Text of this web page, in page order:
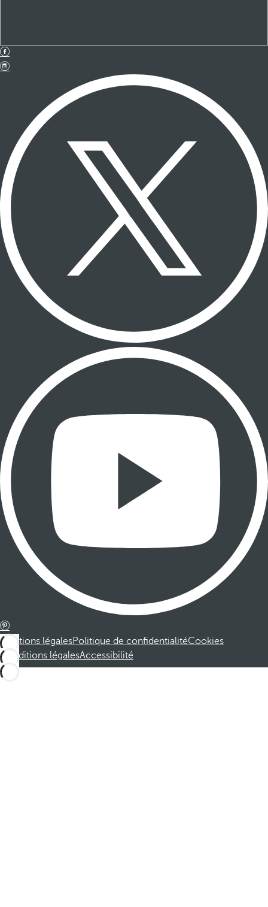
Mentions légalesPolitique de confidentialitéCookies
Conditions légalesAccessibilité